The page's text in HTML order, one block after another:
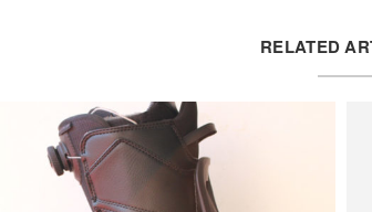
RELATED